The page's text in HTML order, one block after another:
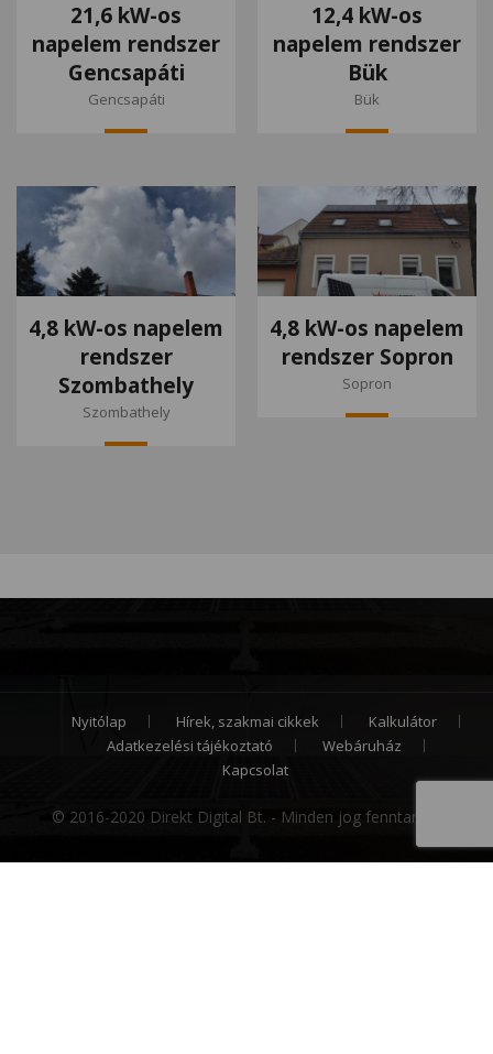
21,6 kW-os
napelem rendszer
Gencsapáti
Gencsapáti
12,4 kW-os
napelem rendszer
Bük
Bük
4,8 kW-os napelem
rendszer
Szombathely
Szombathely
4,8 kW-os napelem
rendszer Sopron
Sopron
Nyitólap Hírek, szakmai cikkek
Kalkulátor
Adatkezelési tájékoztató
Webáruház
Kapcsolat
© 2016-2020 Direkt Digital Bt. - Minden jog fenntartva.